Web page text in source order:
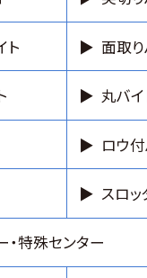
ト 面取り
丸バイ
ロウ
スロッ
・特殊センター